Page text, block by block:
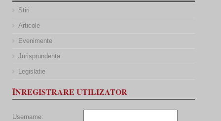
Stiri
Articole
Evenimente
Jurisprundenta
Legislatie
ÎNREGISTRARE UTILIZATOR
Username: